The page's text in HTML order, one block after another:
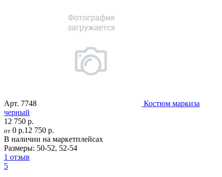
Арт. 7748
Костюм маркиза
черный
12 750 р.
от 0 р.12 750 р.
В наличии на маркетплейсах
Размеры: 50-52, 52-54
1 отзыв
5